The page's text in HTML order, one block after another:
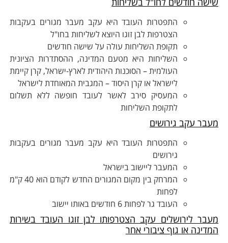
התפטרות העובד היא עקב מעבר מגורים בעקבות
הצטרפות לבן זוגו היוצא לשליחות בחו"ל
תקופת השליחות עולה על שישה חודשים
השליחות היא מטעם המדינה, ההסתדרות הציונית
העולמית – הסוכנות היהודית לארץ-ישראל, קרן קיימת
לישראל או קרן היסוד – המגבית המאוחדת לישראל
המעסיק סירב לאשר לעובד חופשה ללא תשלום
לתקופת השליחות
עקב גירושים
התפטרות העובד היא עקב מעבר מגורים בעקבות
גירושים
המעבר ליישוב בישראל
המרחק בין מקום המגורים החדש לקודם הוא 40 ק"מ
לפחות
העובד גר לפחות 6 חודשים באותו יישוב
לירושלים עקב הצטרפותו לבן זוגו העובד בשירות
או גוף ציבורי אחר